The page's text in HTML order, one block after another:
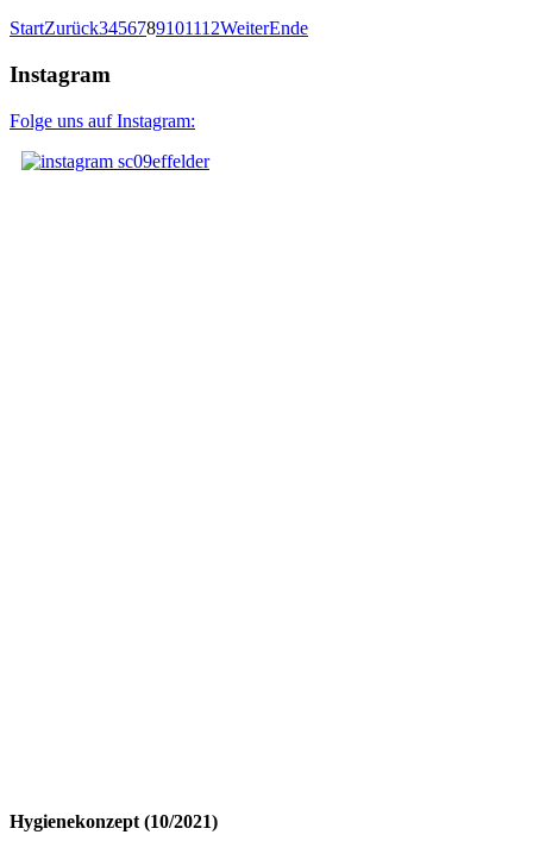
StartZurück3456789101112WeiterEnde
Instagram
Folge uns auf Instagram:
Hygienekonzept (10/2021)